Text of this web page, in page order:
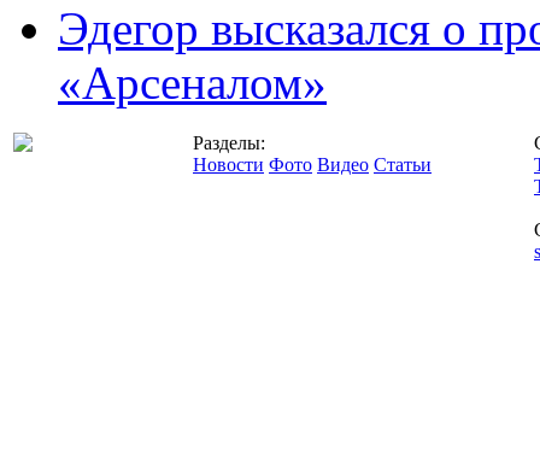
Эдегор высказался о
«Арсеналом»
Разделы:
Новости Фото Видео Статьи